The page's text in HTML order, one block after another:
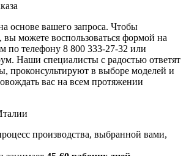
основе вашего запроса. Чтобы
вы можете воспользоваться формой на
по телефону 8 800 333-27-32 или
Наши специалисты с радостью ответят
проконсультируют в выборе моделей и
вас на всем протяжении
производства, выбранной вами,